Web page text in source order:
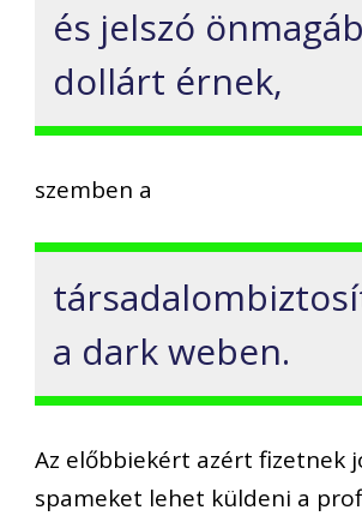
és jelszó
dollárt érnek,
szemben a
a dark weben.
Az előbbiekért azért fizetnek
spameket lehet küldeni a